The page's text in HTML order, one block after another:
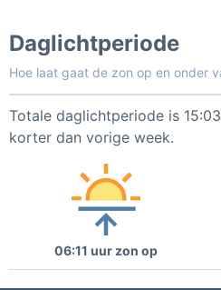
Daglichtperiode
Hoe laat gaat de zon op en onder
Totale daglichtperiode is
korter dan vorige week.
06:11 uur zon op